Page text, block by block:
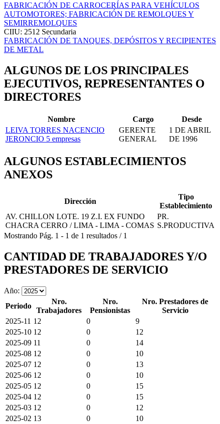
FABRICACIÓN DE CARROCERÍAS PARA VEHÍCULOS
AUTOMOTORES; FABRICACIÓN DE REMOLQUES Y
SEMIRREMOLQUES
CIIU: 2512 Secundaria
FABRICACIÓN DE TANQUES, DEPÓSITOS Y RECIPIENTES
DE METAL
ALGUNOS DE LOS PRINCIPALES
EJECUTIVOS, REPRESENTANTES O
DIRECTORES
Nombre Cargo
Desde
LEIVA TORRES NACENCIO
JERONCIO 5 empresas
GERENTE
GENERAL
1 DE ABRIL
DE 1996
ALGUNOS ESTABLECIMIENTOS
ANEXOS
Dirección
Tipo
Establecimiento
AV. CHILLON LOTE. 19 Z.I. EX FUNDO
CHACRA CERRO / LIMA - LIMA - COMAS
PR.
S.PRODUCTIVA
Mostrando Pág. 1 - 1 de 1 resultados / 1
CANTIDAD DE TRABAJADORES Y/O
PRESTADORES DE SERVICIO
Año:
Periodo
Nro.
Trabajadores
Nro.
Pensionistas
Nro. Prestadores de
Servicio
2025-11 12 0
9
2025-10 12 0
12
2025-09 11 0
14
2025-08 12 0
10
2025-07 12 0
13
2025-06 12 0
10
2025-05 12 0
15
2025-04 12 0
15
2025-03 12 0
12
2025-02 13 0
10